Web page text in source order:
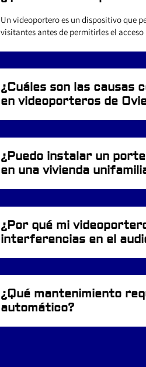
Un videoportero es un dispositivo que
visitantes antes de permitirles el
¿Cuáles son las causas
en videoporteros de
¿Puedo instalar un
en una vivienda
¿Por qué mi
interferencias en el
¿Qué mantenimiento
automático?